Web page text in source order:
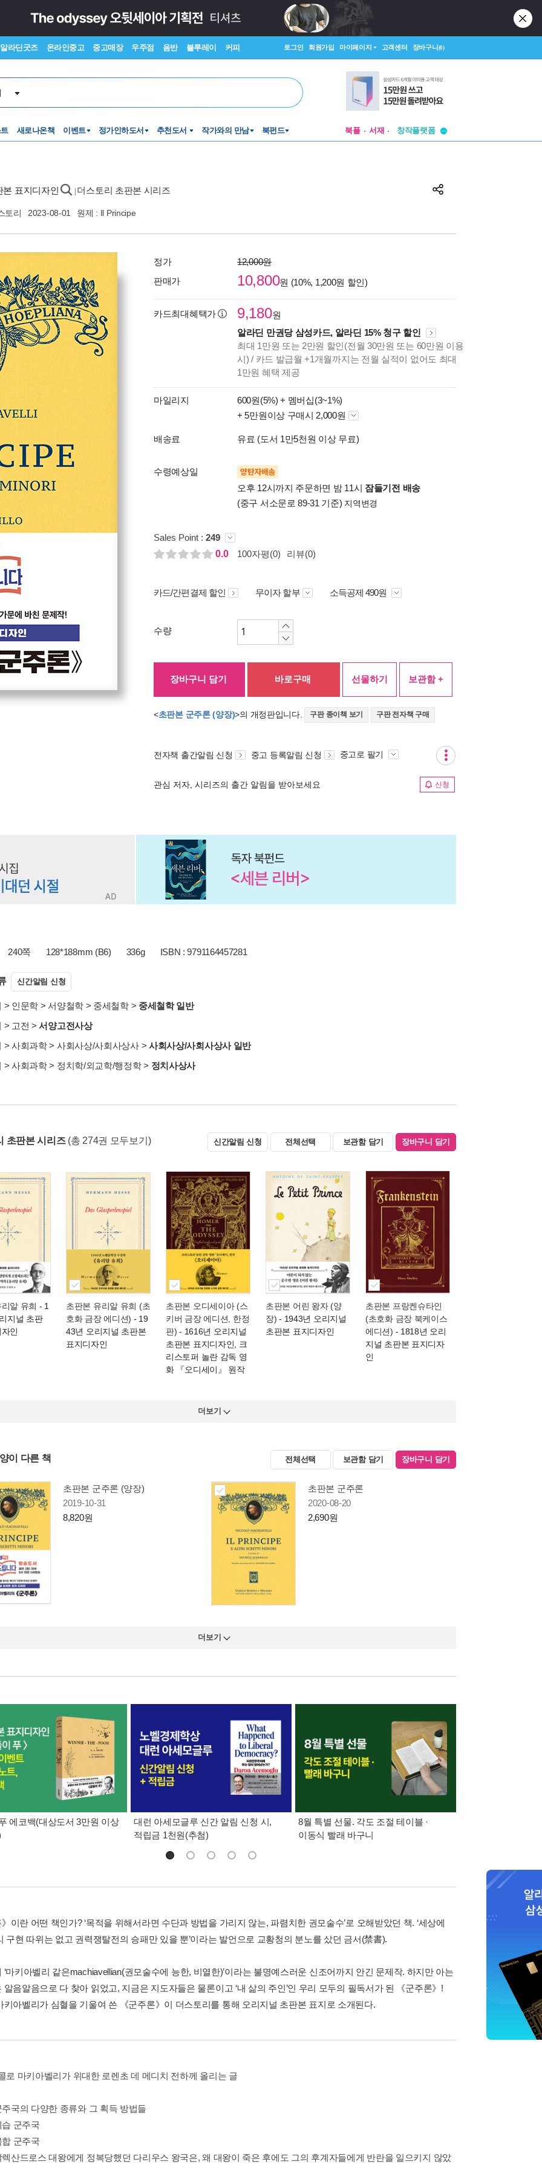
알라딘굿즈 온라인중고 중고매장 우주점 음반 블루레이 커피 로그인 회원가입 마이페이지 고객센터 장바구니(0)
새로나온책 이벤트 정가인하도서 추천도서 작가와의 만남 북펀드 북플 서재
투비컨티뉴드
투비컨티뉴드
본 표지디자인 더스토리 초판본 시리즈
토리 2023-08-01 원제 : Il Principe
정가
12,000원
판매가
10,800원 (10%, 1,200원 할인)
카드최대혜택가 9,180원
알라딘 만권당 삼성카드, 알라딘 15% 청구 할인
최대 1만원 또는 2만원 할인(전월 30만원 또는 60만원 이용
시) / 카드 발급월 +1개월까지는 전월 실적이 없어도 최대
1만원 혜택 제공
마일리지 600원(5%) + 멤버십(3~1%)
+ 5만원이상 구매시 2,000원
배송료 유료 (도서 1만5천원 이상 무료)
수령예상일 양탄자배송
오후 12시까지 주문하면 밤 11시 잠들기전 배송
(중구 서소문로 89-31 기준) 지역변경
Sales Point : 249
0.0
100자평(0) 리뷰(0)
카드/간편결제 할인 무이자 할부 소득공제 490원
수량
장바구니 담기 바로구매 선물하기 보관함 +
<초판본 군주론 (양장)>의 개정판입니다. 구판 종이책 보기 구판 전자책 구매
전자책 출간알림 신청 중고 등록알림 신청 중고로 팔기
관심 저자, 시리즈의 출간 알림을 받아보세요 신청
240쪽 128*188mm (B6) 336g ISBN : 9791164457281
신간알림 신청
> 인문학 >서양철학> 중세철학> 중세철학 일반
> 고전 >서양고전사상
> 사회과학> 사회사상/사회사상사> 사회사상/사회사상사 일반
> 사회과학> 정치학/외교학/행정학> 정치사상사
초판본 시리즈 (총 274권 모두보기) 신간알림 신청 전체선택 보관함 담기 장바구니 담기
알 유희 - 1
지널 초판
인
초판본 유리알 유희 (초
호화 금장 에디션) - 19
43년 오리지널 초판본
표지디자인
초판본 오디세이아 (스
키버 금장 에디션, 한정
판) - 1616년 오리지널
초판본 표지디자인, 크
리스토퍼 놀란 감독 영
화 『오디세이』 원작
초판본 어린 왕자 (양
장) - 1943년 오리지널
초판본 표지디자인
초판본 프랑켄슈타인
(초호화 금장 북케이스
에디션) - 1818년 오리
지널 초판본 표지디자
인
더보기
이 다른 책 전체선택 보관함 담기 장바구니 담기
초판본 군주론 (양장)
2019-10-31
8,820원
초판본 군주론
2020-08-20
2,690원
더보기
에코백(대상도서 3만원 이상
대런 아세모글루 신간 알림 신청 시,
적립금 1천원(추첨)
8월 특별 선물. 각도 조절 테이블 ·
이동식 빨래 바구니
이란 어떤 책인가? ‘목적을 위해서라면 수단과 방법을 가리지 않는, 파렴치한 권모술수’로 오해받았던 책. ‘세상에
구현 따위는 없고 권력쟁탈전의 승패만 있을 뿐’이라는 발언으로 교황청의 분노를 샀던 금서(禁書).
‘마키아벨리 같은machiavellian(권모술수에 능한, 비열한)’이라는 불명예스러운 신조어까지 안긴 문제작. 하지만 아는
알음알음으로 다 찾아 읽었고, 지금은 지도자들은 물론이고 ‘내 삶의 주인’인 우리 모두의 필독서가 된 《군주론》!
키아벨리가 심혈을 기울여 쓴 《군주론》이 더스토리를 통해 오리지널 초판본 표지로 소개된다.
로 마키아벨리가 위대한 로렌초 데 메디치 전하께 올리는 글
국의 다양한 종류와 그 획득 방법들
군주국
군주국
렉산드로스 대왕에게 정복당했던 다리우스 왕국은, 왜 대왕이 죽은 후에도 그의 후계자들에게 반란을 일으키지 않았